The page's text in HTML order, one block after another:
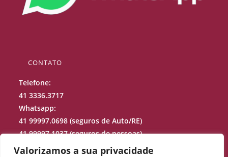
Valorizamos a sua privacidade
CONTATO
Telefone:
41 3336.3717
Whatsapp:
41 99997.0698 (seguros de Auto/RE)
41 99997.1037 (seguros de pessoas)
41 99688.9973 (sinistros)